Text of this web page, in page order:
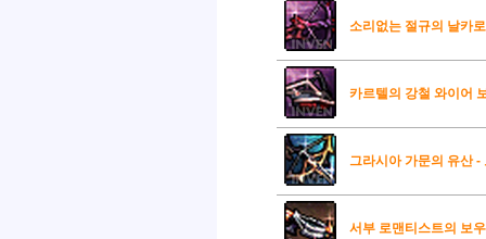
소리없는 절규의 날카
카르텔의 강철 와이어
그라시아 가문의 유산 -
서부 로맨티스트의 보